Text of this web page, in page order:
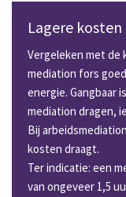
Lagere kosten
Vergeleken met de
mediation fors
energie. Gangbaar
mediation dragen,
Bij
kosten draagt.
Ter indicatie: een
van ongeveer 1,5